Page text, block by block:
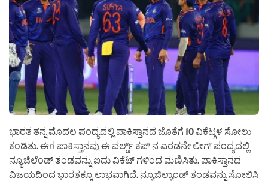
ಭಾರತ ತನ್ನ ಮೊದಲ ಪಂದ್ಯದಲ್ಲಿ ಪಾಕಿಸ್ತಾನದ ಜೊತೆಗೆ 10 ವಿಕೆಟ್ಗಳ ಸೋಲು
ಕಂಡಿತು. ಈಗ ಪಾಕಿಸ್ತಾನವು ಈ ವರ್ಲ್ಡ್ ಕಪ್ ನ ಎರಡನೇ ಲೀಗ್ ಪಂದ್ಯದಲ್ಲಿ
ನ್ಯೂಜಿಲೆಂಡ್ ತಂಡವನ್ನು ಐದು ವಿಕೆಟ್ ಗಳಿಂದ ಮಣಿಸಿತು. ಪಾಕಿಸ್ತಾನದ
ವಿಜಯದಿಂದ ಭಾರತಕ್ಕೂ ಲಾಭವಾಗಿದೆ. ನ್ಯೂಜಿಲ್ಯಾಂಡ್ ತಂಡವನ್ನು ಸೋಲಿಸಿ